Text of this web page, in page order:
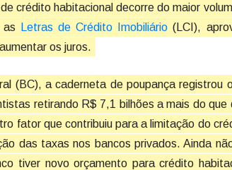
crédito habitacional decorre do maior
as
Letras de Crédito Imobiliário (LCI),
os juros.
(BC), a caderneta de poupança registrou
retirando R$ 7,1 bilhões a mais do
fator que contribuiu para a limitação do
das taxas nos bancos privados. Ainda
tiver novo orçamento para crédito